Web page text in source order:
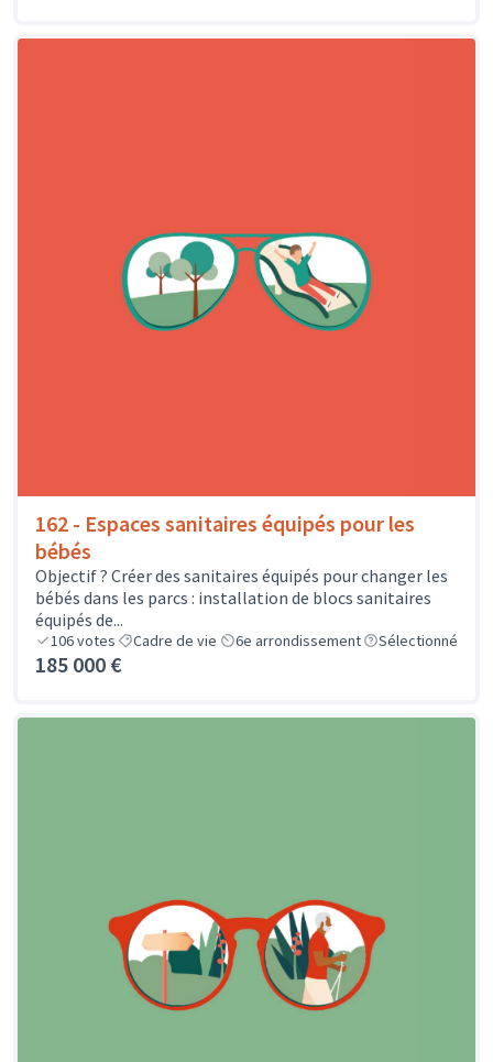
162 - Espaces sanitaires équipés pour les
bébés
Objectif ? Créer des sanitaires équipés pour changer les
bébés dans les parcs : installation de blocs sanitaires
équipés de...
106votes Cadre de vie 6e arrondissement Sélectionné
185 000 €